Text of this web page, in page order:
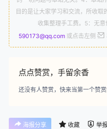
目的是让大家学习和交流，所收
收集整理手工费。5：无
590173@qq.com 或点击左侧
点点赞赏，手留余香
还没有人赞赏，快来当第一个赞赏
海报分享 收藏 举报